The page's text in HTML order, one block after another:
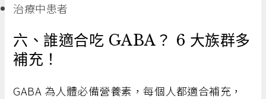
治療中患者
六、誰適合吃 GABA？ 6 大族群多
補充！
GABA 為人體必備營養素，每個人都適合補充，